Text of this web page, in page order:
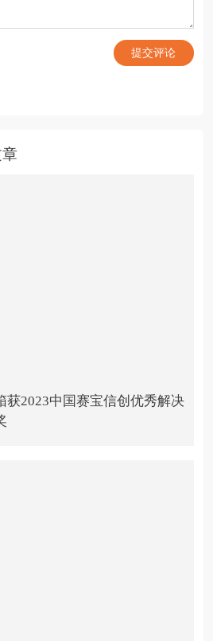
提交评论
获2023中国赛宝信创优秀解决